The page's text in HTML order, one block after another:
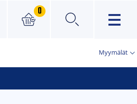
0
×
Myymälät